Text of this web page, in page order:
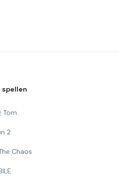
spellen
Tom
2
Chaos